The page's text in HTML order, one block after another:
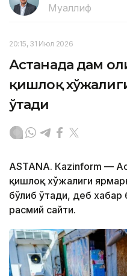
Муаллиф
20:15, 31 Июл 2026
Астанада дам
қишлоқ
ўтади
ASTANА. Кazinform —
қишлоқ хўжалиги
бўлиб ўтади, деб хабар
расмий сайти.